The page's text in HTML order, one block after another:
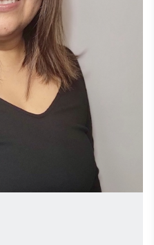
το παιχνίδι με το
ενεργητικό κουτάβι της, τον Sonny!